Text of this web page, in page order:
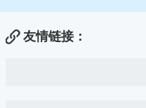
友情链接：